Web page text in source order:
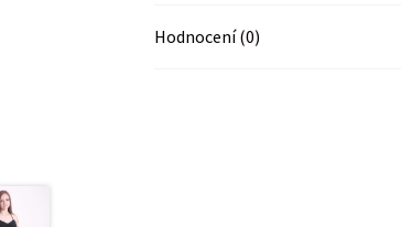
Hodnocení (0)